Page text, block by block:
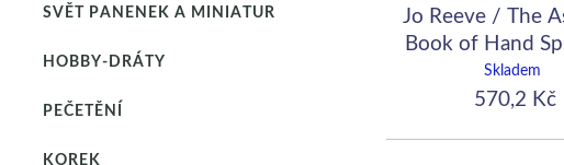
SVĚT PANENEK A MINIATUR
HOBBY-DRÁTY
PEČETĚNÍ
KOREK
Jo Reeve / The
Book of Hand
Skladem
570,2 Kč